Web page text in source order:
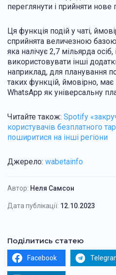
переглянути і прийняти
Ця функція подій у чаті,
сприйнята величезною
яка налічує 2,7 мільярда
використовувати інші
наприклад, для планування
таких функцій, ймовірно, має
WhatsApp як універсальну
Читайте також: Spotify
користувачів безплатного
поширитися на інші регіони
Джерело: wabetainfo
Автор: Неля Самсон
Дата публікації: 12.10.2023
Поділитись статею
Facebook